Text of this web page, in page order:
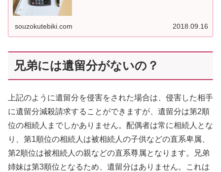
souzokutebiki.com 2018.09.16
兄弟には遺留分がないの？
上記のように遺留分を侵害をされた場合は、侵害した相手
に遺留分減殺請求することができますが、遺留分は第2順
位の相続人までしかありません。配偶者は常に相続人とな
り、第1順位の相続人は被相続人の子供などの直系卑属、
第2順位は被相続人の親などの直系尊属となります。兄弟
姉妹は第3順位となるため、遺留分はありません。これは